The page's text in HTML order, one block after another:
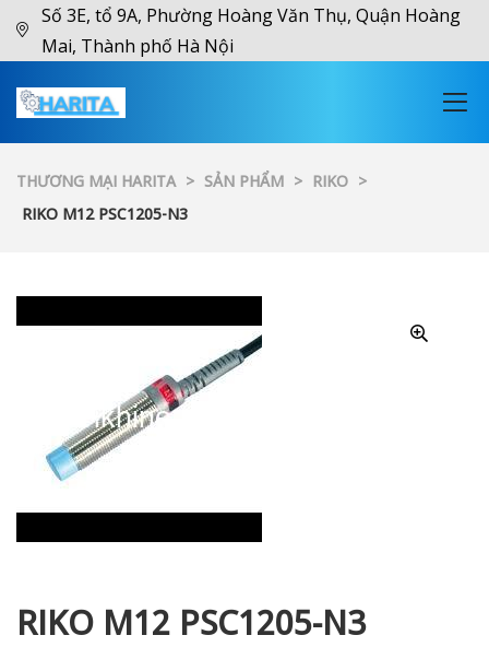
Số 3E, tổ 9A, Phường Hoàng Văn Thụ, Quận Hoàng
Mai, Thành phố Hà Nội
THƯƠNG MẠI HARITA > SẢN PHẨM > RIKO >
RIKO M12 PSC1205-N3
RIKO M12 PSC1205-N3